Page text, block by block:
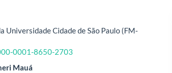
Universidade Cidade de São Paulo (FM-
0001-8650-2703
Mauá